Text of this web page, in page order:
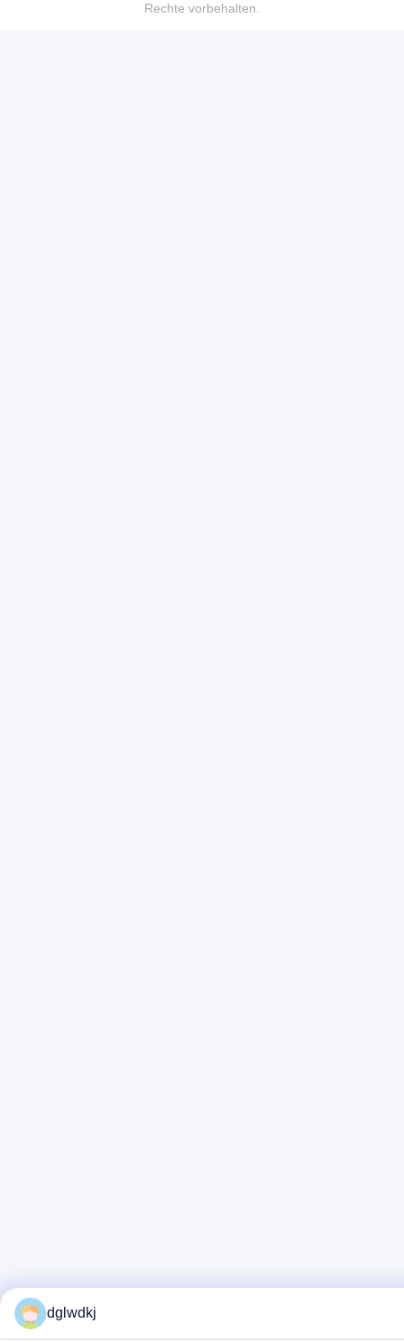
Rechte vorbehalten.
dglwdkj